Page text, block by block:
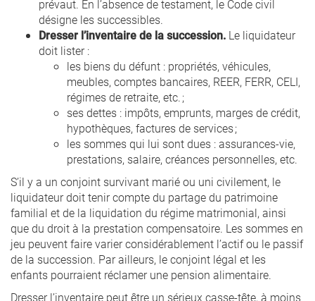
prévaut. En l’absence de testament, le Code civil
désigne les successibles.
Dresser l’inventaire de la succession. Le liquidateur
doit lister :
les biens du défunt : propriétés, véhicules,
meubles, comptes bancaires, REER, FERR, CELI,
régimes de retraite, etc. ;
ses dettes : impôts, emprunts, marges de crédit,
hypothèques, factures de services ;
les sommes qui lui sont dues : assurances-vie,
prestations, salaire, créances personnelles, etc.
S’il y a un conjoint survivant marié ou uni civilement, le
liquidateur doit tenir compte du partage du patrimoine
familial et de la liquidation du régime matrimonial, ainsi
que du droit à la prestation compensatoire. Les sommes en
jeu peuvent faire varier considérablement l’actif ou le passif
de la succession. Par ailleurs, le conjoint légal et les
enfants pourraient réclamer une pension alimentaire.
Dresser l’inventaire peut être un sérieux casse-tête, à moins